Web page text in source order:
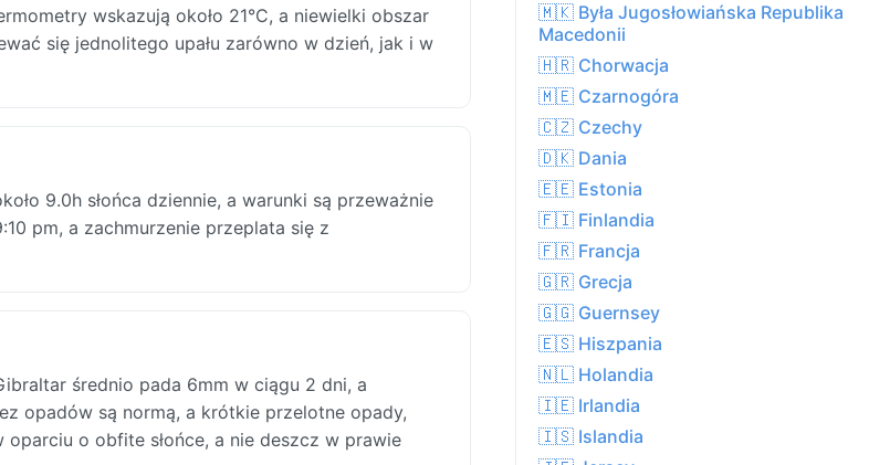
wskazują około 21°C, a niewielki obszar
się jednolitego upału zarówno w dzień, jak i w
9.0h słońca dziennie, a warunki są przeważnie
pm, a zachmurzenie przeplata się z
średnio pada 6mm w ciągu 2 dni, a
opadów są normą, a krótkie przelotne opady,
o obfite słońce, a nie deszcz w prawie
🇲🇰 Była Jugosłowiańska Republika
Macedonii
🇭🇷 Chorwacja
🇲🇪 Czarnogóra
🇨🇿 Czechy
🇩🇰 Dania
🇪🇪 Estonia
🇫🇮 Finlandia
🇫🇷 Francja
🇬🇷 Grecja
🇬🇬 Guernsey
🇪🇸 Hiszpania
🇳🇱 Holandia
🇮🇪 Irlandia
🇮🇸 Islandia